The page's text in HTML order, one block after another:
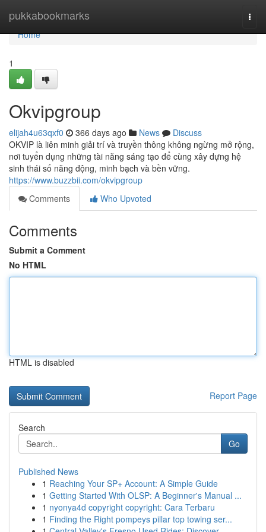
pukkabookmarks
Home
Home
1
Okvipgroup
elijah4u63qxf0 366 days ago News
Discuss
OKVIP là liên minh giải trí và truyền thông không ngừng mở rộng,
nơi tuyển dụng những tài năng sáng tạo để cùng xây dựng hệ
sinh thái số năng động, minh bạch và bền vững.
https://www.buzzbii.com/okvipgroup
Comments
Who Upvoted
Comments
Submit a Comment
No HTML
HTML is disabled
Report Page
Search
Go
Published News
1 Reaching Your SP+ Account: A Simple Guide
1 Getting Started With OLSP: A Beginner's Manual ...
1 nyonya4d copyright copyright: Cara Terbaru
1 Finding the Right pompeys pillar top towing ser...